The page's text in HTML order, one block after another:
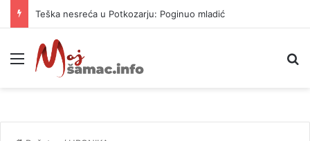
Teška nesreća u Potkozarju: Poginuo mladić
Meni